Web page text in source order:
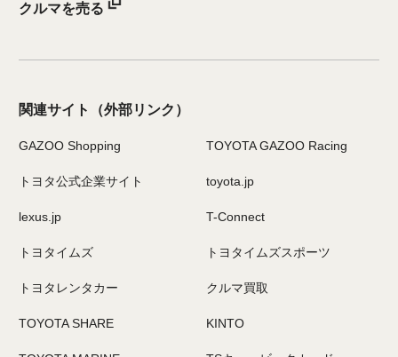
クルマを売る
関連サイト （外部リンク）
GAZOO Shopping TOYOTA GAZOO Racing
トヨタ公式企業サイト toyota.jp
lexus.jp T-Connect
トヨタイムズ トヨタイムズスポーツ
トヨタレンタカー クルマ買取
TOYOTA SHARE KINTO